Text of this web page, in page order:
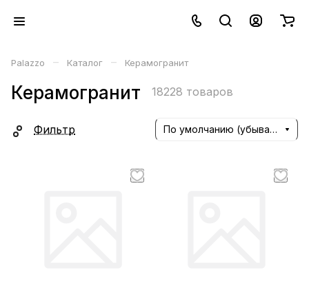
Palazzo – Каталог – Керамогранит
Керамогранит 18228 товаров
Фильтр По умолчанию (убывание)